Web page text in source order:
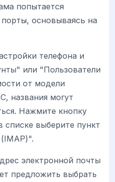
попытается
основываясь на
телефона и
или "Пользователи
от модели
названия могут
Нажмите кнопку
списке выберите пункт
электронной почты
предложить выбрать